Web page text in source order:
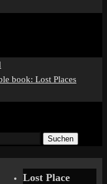
book: Lost Places
Suchen
Lost Place